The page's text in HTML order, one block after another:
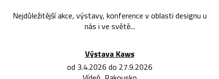
Nejdůležitější akce, výstavy, konference v oblasti designu u
nás i ve světě...
Výstava Kaws
od 3.4.2026 do 27.9.2026